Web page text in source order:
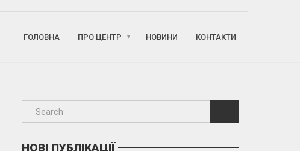
ГОЛОВНА ПРО ЦЕНТР НОВИНИ КОНТАКТИ
НОВІ ПУБЛІКАЦІЇ